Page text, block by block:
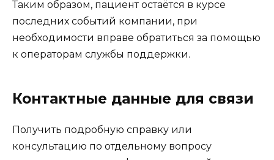
Таким образом, пациент остаётся в курсе
последних событий компании, при
необходимости вправе обратиться за помощью
к операторам службы поддержки.
Контактные данные для связи
Получить подробную справку или
консультацию по отдельному вопросу